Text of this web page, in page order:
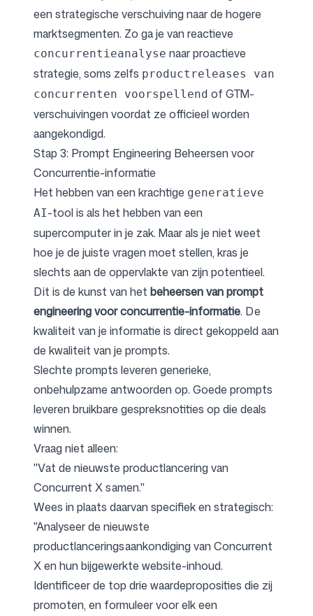
een strategische verschuiving naar de hogere
marktsegmenten. Zo ga je van reactieve
concurrentieanalyse naar proactieve
strategie, soms zelfs productreleases van
concurrenten voorspellend of GTM-
verschuivingen voordat ze officieel worden
aangekondigd.
Stap 3: Prompt Engineering Beheersen voor
Concurrentie-informatie
Het hebben van een krachtige generatieve
AI-tool is als het hebben van een
supercomputer in je zak. Maar als je niet weet
hoe je de juiste vragen moet stellen, kras je
slechts aan de oppervlakte van zijn potentieel.
Dit is de kunst van het beheersen van prompt
engineering voor concurrentie-informatie. De
kwaliteit van je informatie is direct gekoppeld aan
de kwaliteit van je prompts.
Slechte prompts leveren generieke,
onbehulpzame antwoorden op. Goede prompts
leveren bruikbare gespreksnotities op die deals
winnen.
Vraag niet alleen:
"Vat de nieuwste productlancering van
Concurrent X samen."
Wees in plaats daarvan specifiek en strategisch:
"Analyseer de nieuwste
productlanceringsaankondiging van Concurrent
X en hun bijgewerkte website-inhoud.
Identificeer de top drie waardeproposities die zij
promoten, en formuleer voor elk een